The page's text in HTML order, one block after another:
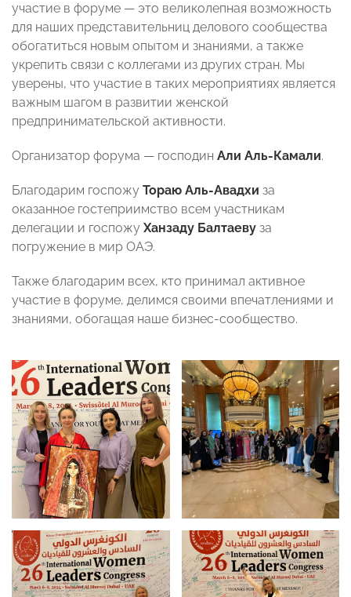
участие в форуме — это великолепная возможность
для наших представительниц делового сообщества
обогатиться новым опытом и знаниями, а также
укрепить связи с коллегами из других стран. Мы
уверены, что участие в таких мероприятиях является
важным шагом в развитии женской
предпринимательской активности.
Организатор форума — господин Али Аль-Камали.
Благодарим госпожу Тораю Аль-Авадхи за
оказанное гостеприимство всем участникам
делегации и госпожу Ханзаду Балтаеву за
погружение в мир ОАЭ.
Также благодарим всех, кто принимал активное
участие в форуме, делимся своими впечатлениями и
знаниями, обогащая наше бизнес-сообщество.